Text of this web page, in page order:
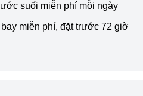
suối miễn phí mỗi ngày
miễn phí, đặt trước 72 giờ